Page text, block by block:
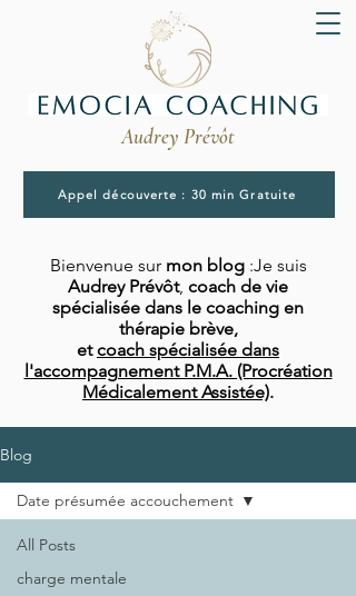
Audrey Prévôt
Appel découverte : 30 min Gratuite
Bienvenue sur mon blog :Je suis
Audrey Prévôt, coach de vie
spécialisée dans le coaching en
thérapie brève,
etcoach spécialisée dans
l'accompagnement P.M.A. (Procréation
Médicalement Assistée).
Blog
All Posts
charge mentale
Date présumée accouchement